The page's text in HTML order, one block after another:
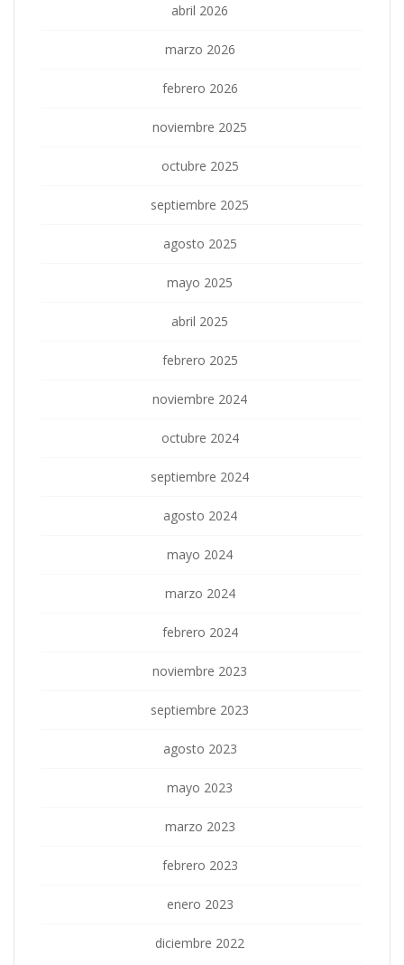
abril 2026
marzo 2026
febrero 2026
noviembre 2025
octubre 2025
septiembre 2025
agosto 2025
mayo 2025
abril 2025
febrero 2025
noviembre 2024
octubre 2024
septiembre 2024
agosto 2024
mayo 2024
marzo 2024
febrero 2024
noviembre 2023
septiembre 2023
agosto 2023
mayo 2023
marzo 2023
febrero 2023
enero 2023
diciembre 2022